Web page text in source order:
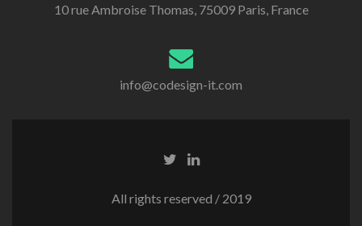
10 rue Ambroise Thomas, 75009 Paris, France
info@codesign-it.com
All rights reserved / 2019